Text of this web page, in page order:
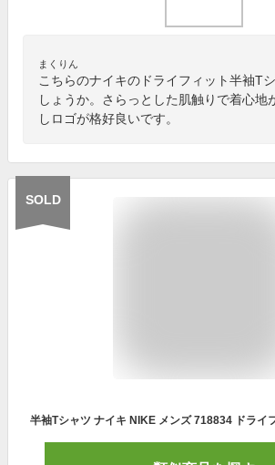
まくりん
こちらのナイキのドライフィット半袖T
しょうか。さらっとした肌触りで着心地
しロゴが格好良いです。
SOLD